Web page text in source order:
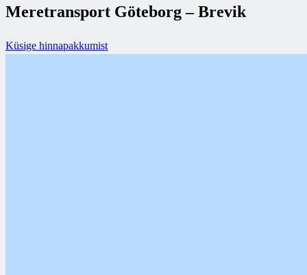
Meretransport Göteborg – Brevik
Küsige hinnapakkumist